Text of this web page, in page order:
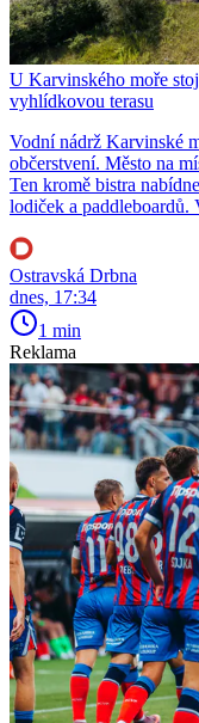
U Karvinského moře
vyhlídkovou terasu
Vodní nádrž Karvinské
občerstvení. Město na
Ten kromě bistra
lodiček a
Ostravská Drbna
dnes, 17:34
1 min
Reklama